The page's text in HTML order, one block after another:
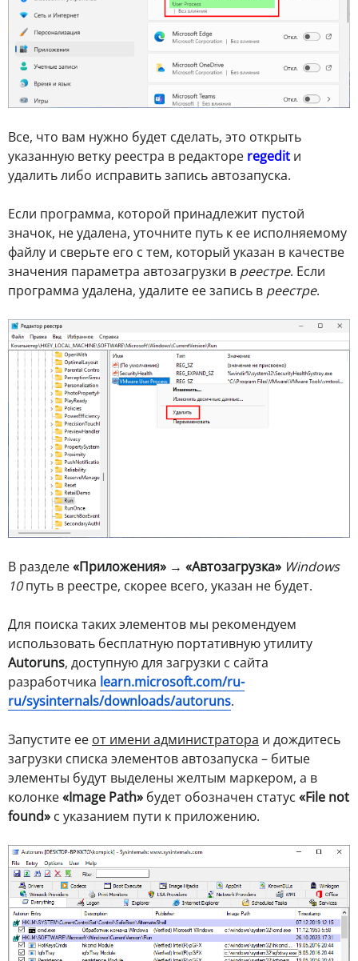
Все, что вам нужно будет сделать, это открыть
указанную ветку реестра в редакторе regedit и
удалить либо исправить запись автозапуска.
Если программа, которой принадлежит пустой
значок, не удалена, уточните путь к ее исполняемому
файлу и сверьте его с тем, который указан в качестве
значения параметра автозагрузки в реестре. Если
программа удалена, удалите ее запись в реестре.
В разделе«Приложения» → «Автозагрузка» Windows
10путь в реестре, скорее всего, указан не будет.
Для поиска таких элементов мы рекомендуем
использовать бесплатную портативную утилиту
Autoruns, доступную для загрузки с сайта
разработчика learn.microsoft.com/ru-
ru/sysinternals/downloads/autoruns.
Запустите ее от имени администратора и дождитесь
загрузки списка элементов автозапуска – битые
элементы будут выделены желтым маркером, а в
колонке«Image Path» будет обозначен статус «File not
found» с указанием пути к приложению.